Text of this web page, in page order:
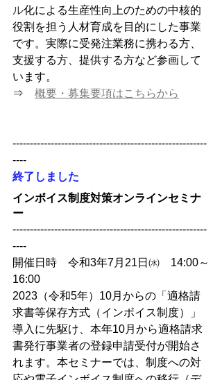
ル化による生産性向上のための中核的
役割を担う人材育成を目的にした事業
です。実際に受発注業務に携わる方、
支援する方、提供する方など参画して
います。
⇒ 概要・募集要項はこちらから
--------------------------------------------------------
----
終了しました
インボイス制度対策オンラインセミナ
ー
--------------------------------------------------------
----
開催日時　令和3年7月21日㈬
14:00～
16:00
2023（令和5年）10月からの「適格請
求書等保存方式（インボイス制度）」
導入に先駆け、本年10月から適格請求
書発行事業者の登録申請受付が開始さ
れます。本セミナーでは、制度への対